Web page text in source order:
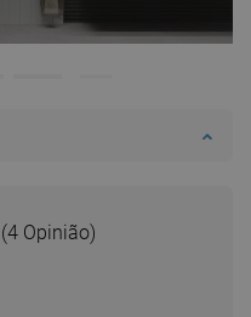
(4 Opinião)